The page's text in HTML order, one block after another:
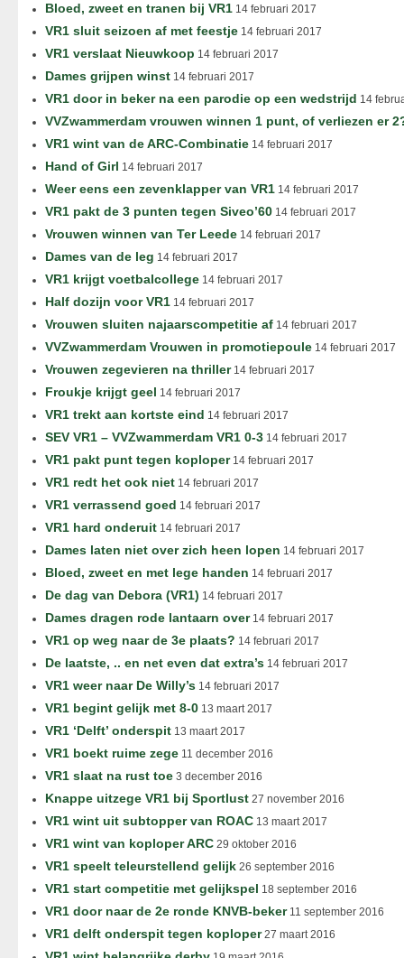
Bloed, zweet en tranen bij VR1 14 februari 2017
VR1 sluit seizoen af met feestje 14 februari 2017
VR1 verslaat Nieuwkoop 14 februari 2017
Dames grijpen winst 14 februari 2017
VR1 door in beker na een parodie op een wedstrijd 14
VVZwammerdam vrouwen winnen 1 punt, of verliezen er
VR1 wint van de ARC-Combinatie 14 februari 2017
Hand of Girl 14 februari 2017
Weer eens een zevenklapper van VR1 14 februari 2017
VR1 pakt de 3 punten tegen Siveo’60 14 februari 2017
Vrouwen winnen van Ter Leede 14 februari 2017
Dames van de leg 14 februari 2017
VR1 krijgt voetbalcollege 14 februari 2017
Half dozijn voor VR1 14 februari 2017
Vrouwen sluiten najaarscompetitie af 14 februari 2017
VVZwammerdam Vrouwen in promotiepoule 14 februari 2017
Vrouwen zegevieren na thriller14 februari 2017
Froukje krijgt geel 14 februari 2017
VR1 trekt aan kortste eind 14 februari 2017
SEV VR1 – VVZwammerdam VR1 0-3 14 februari 2017
VR1 pakt punt tegen koploper14 februari 2017
VR1 redt het ook niet 14 februari 2017
VR1 verrassend goed 14 februari 2017
VR1 hard onderuit 14 februari 2017
Dames laten niet over zich heen lopen 14 februari 2017
Bloed, zweet en met lege handen 14 februari 2017
De dag van Debora (VR1) 14 februari 2017
Dames dragen rode lantaarn over14 februari 2017
VR1 op weg naar de 3e plaats? 14 februari 2017
De laatste, .. en net even dat extra’s 14 februari 2017
VR1 weer naar De Willy’s 14 februari 2017
VR1 begint gelijk met 8-0 13 maart 2017
VR1 ‘Delft’ onderspit 13 maart 2017
VR1 boekt ruime zege 11 december 2016
VR1 slaat na rust toe 3 december 2016
Knappe uitzege VR1 bij Sportlust 27 november 2016
VR1 wint uit subtopper van ROAC 13 maart 2017
VR1 wint van koploper ARC 29 oktober 2016
VR1 speelt teleurstellend gelijk 26 september 2016
VR1 start competitie met gelijkspel 18 september 2016
VR1 door naar de 2e ronde KNVB-beker11 september 2016
VR1 delft onderspit tegen koploper27 maart 2016